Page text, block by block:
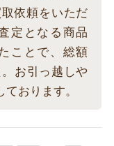
依頼をいただ
定となる商品
ことで、総額
お引っ越しや
おります。